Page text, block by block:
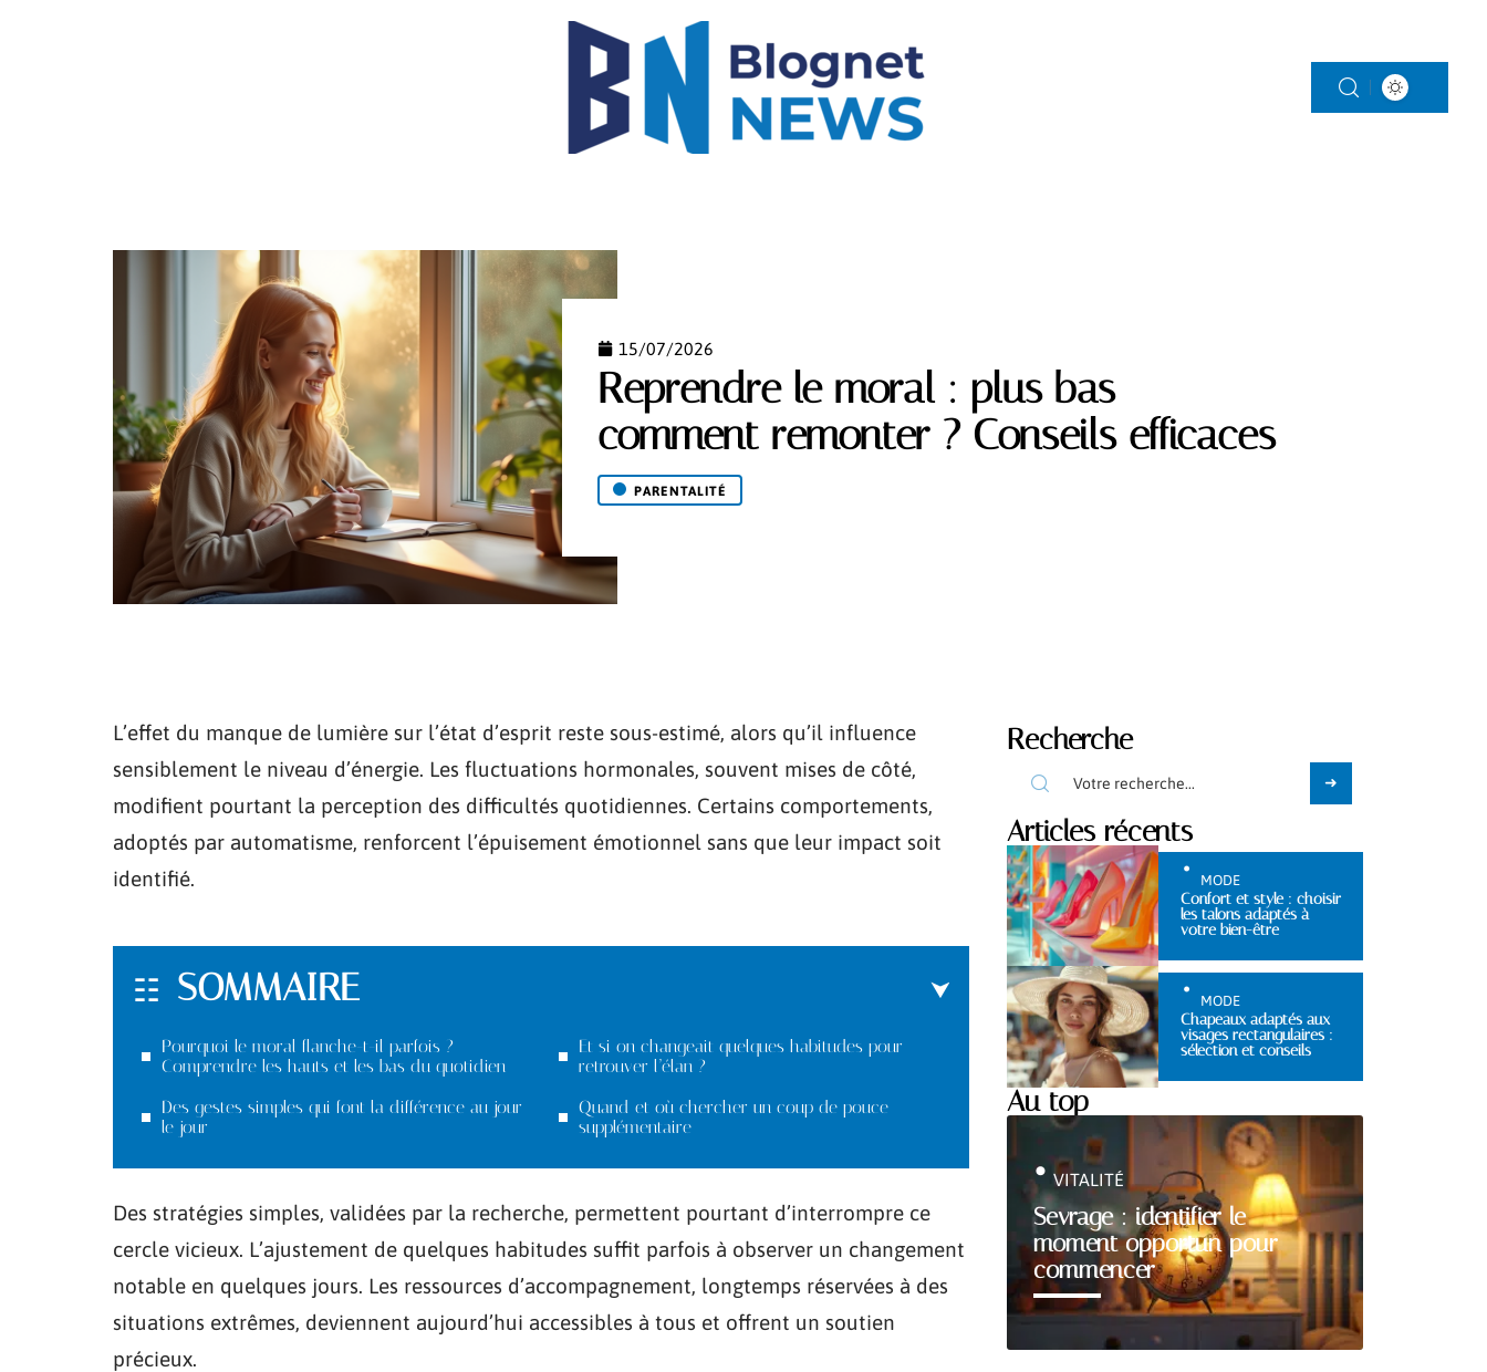
15/07/2026
Reprendre le moral : plus bas
comment remonter ? Conseils efficaces
PARENTALITÉ
L’effet du manque de lumière sur l’état d’esprit reste sous-estimé, alors qu’il influence
sensiblement le niveau d’énergie. Les fluctuations hormonales, souvent mises de côté,
modifient pourtant la perception des difficultés quotidiennes. Certains comportements,
adoptés par automatisme, renforcent l’épuisement émotionnel sans que leur impact soit
identifié.
SOMMAIRE
Pourquoi le moral flanche-t-il parfois ?
Comprendre les hauts et les bas du quotidien
Des gestes simples qui font la différence au jour
le jour
Et si on changeait quelques habitudes pour
retrouver l’élan ?
Quand et où chercher un coup de pouce
supplémentaire
Des stratégies simples, validées par la recherche, permettent pourtant d’interrompre ce
cercle vicieux. L’ajustement de quelques habitudes suffit parfois à observer un changement
notable en quelques jours. Les ressources d’accompagnement, longtemps réservées à des
situations extrêmes, deviennent aujourd’hui accessibles à tous et offrent un soutien
précieux.
Recherche
Articles récents
MODE
Confort et style : choisir
les talons adaptés à
votre bien-être
MODE
Chapeaux adaptés aux
visages rectangulaires :
sélection et conseils
Au top
Sevrage : identifier le
moment opportun pour
commencer
VITALITÉ